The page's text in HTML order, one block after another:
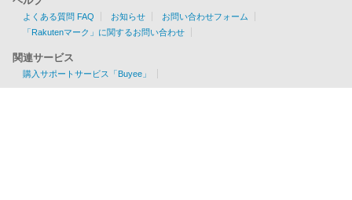
よくある質問 FAQ お知らせ
お問い合わせフォーム
「Rakutenマーク」に関するお問い合わせ
関連サービス
購入サポートサービス「Buyee」